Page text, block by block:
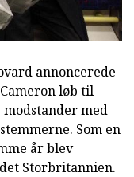
annoncerede
løb til
modstander med
Som en
år blev
Storbritannien.